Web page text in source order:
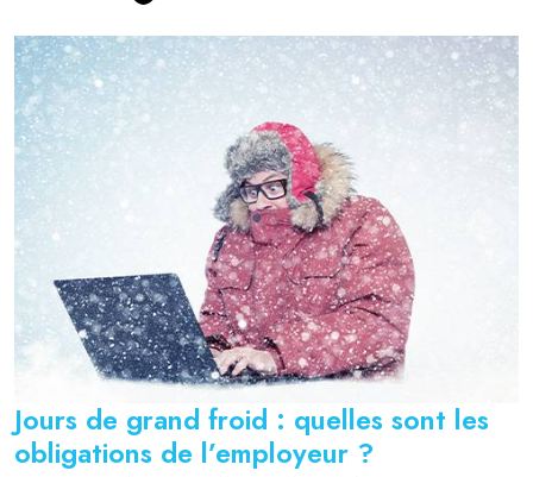
Jours de grand froid : quelles sont les
obligations de l’employeur ?